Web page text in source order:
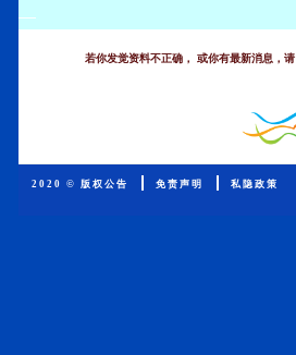
若你发觉资料不正确， 或你有最新消息，请
2020 © 版权公告 免责声明 私隐政策